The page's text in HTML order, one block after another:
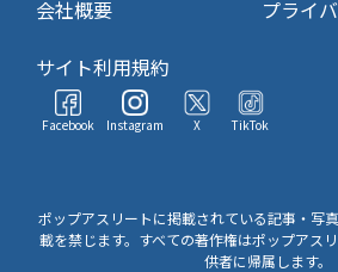
会社概要
プライ
サイト利用規約
Facebook Instagram X TikTok
ポップアスリートに掲載されている記事・写
載を禁じます。すべての著作権はポップアス
供者に帰属します。